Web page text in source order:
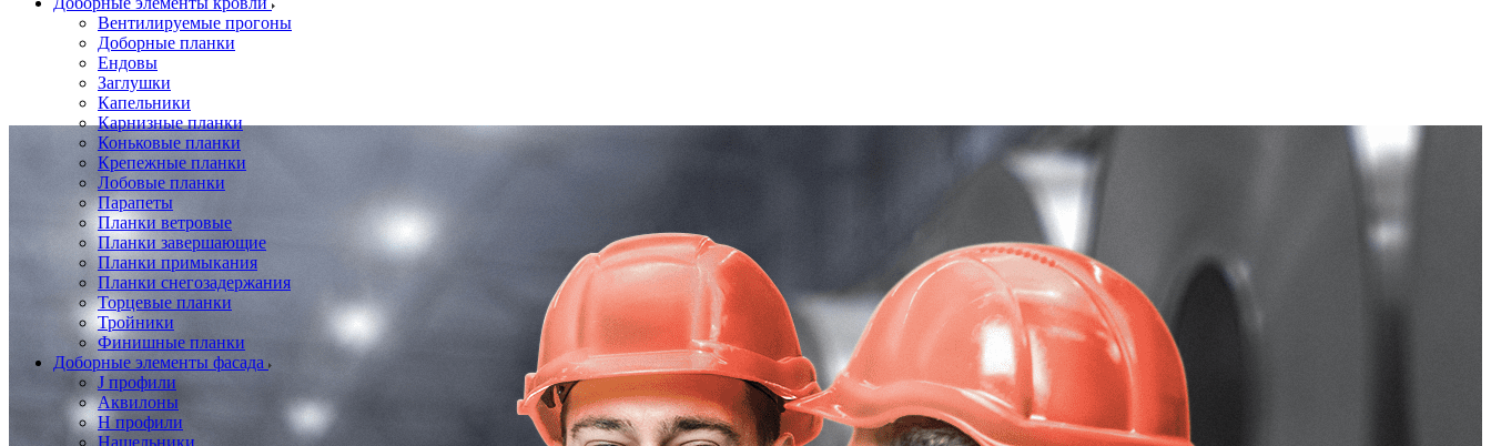
Вентилируемые прогоны
Доборные планки
Ендовы
Заглушки
Капельники
Карнизные планки
Коньковые планки
Крепежные планки
Лобовые планки
Парапеты
Планки ветровые
Планки завершающие
Планки примыкания
Планки снегозадержания
Торцевые планки
Тройники
Финишные планки
Доборные элементы фасада
J профили
Аквилоны
Н профили
Нащельники